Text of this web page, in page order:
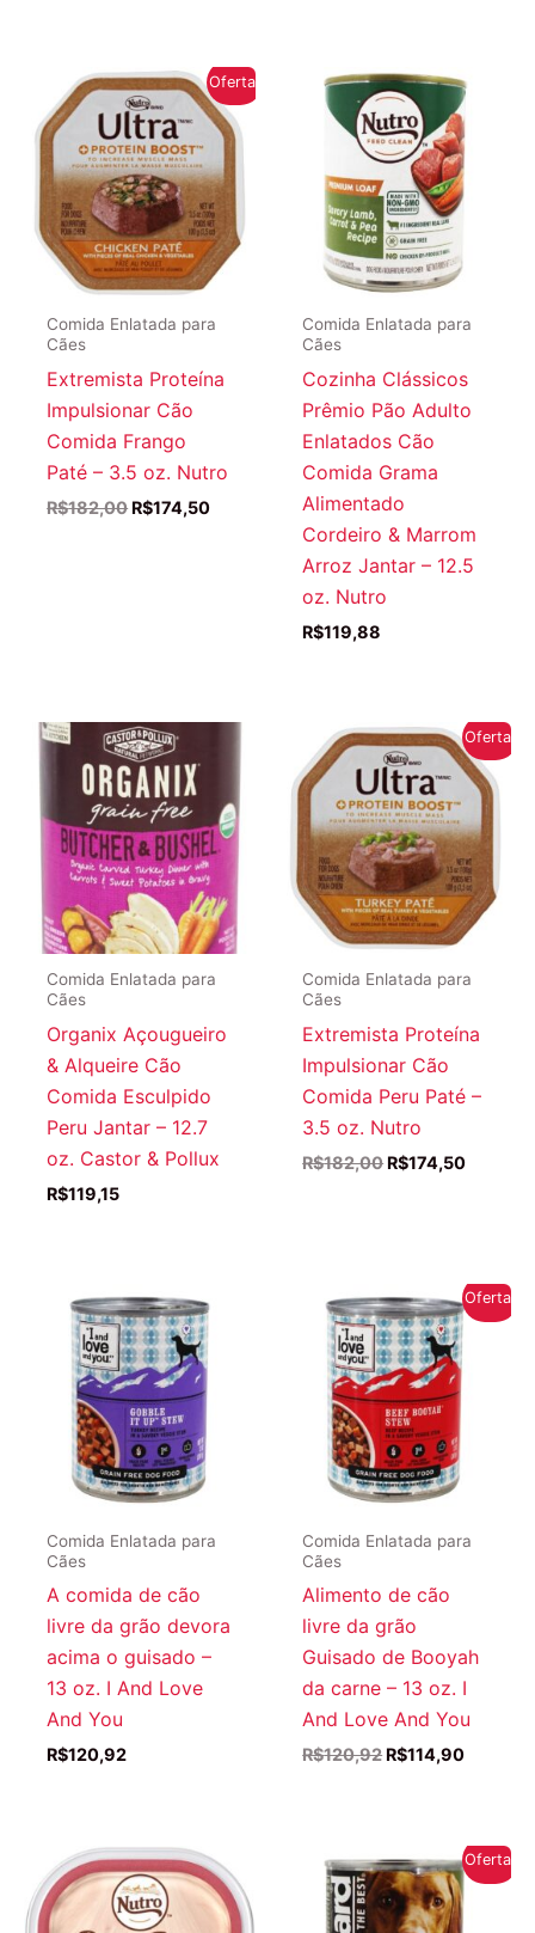
Oferta!
Comida Enlatada para
Cães
Extremista Proteína
Impulsionar Cão
Comida Frango
Paté – 3.5 oz. Nutro
R$182,00 O
R$174,50O
Comida Enlatada para
Cães
Cozinha Clássicos
Prêmio Pão Adulto
Enlatados Cão
Comida Grama
Alimentado
Cordeiro & Marrom
Arroz Jantar – 12.5
oz. Nutro
R$119,88
Comida Enlatada para
Cães
Organix Açougueiro
& Alqueire Cão
Comida Esculpido
Peru Jantar – 12.7
oz. Castor & Pollux
R$119,15
Oferta!
Comida Enlatada para
Cães
Extremista Proteína
Impulsionar Cão
Comida Peru Paté –
3.5 oz. Nutro
R$182,00 O
R$174,50O
Comida Enlatada para
Cães
A comida de cão
livre da grão devora
acima o guisado –
13 oz. I And Love
And You
R$120,92
Oferta!
Comida Enlatada para
Cães
Alimento de cão
livre da grão
Guisado de Booyah
da carne – 13 oz. I
And Love And You
R$120,92 O
R$114,90O
Oferta!